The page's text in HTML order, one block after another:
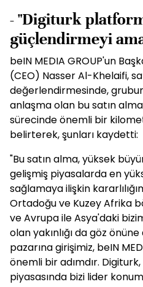
- "Digiturk
güçlendirmeyi
beIN MEDIA GROUP'un
(CEO) Nasser Al-Khelaifi,
değerlendirmesinde,
anlaşma olan bu satın
sürecinde önemli bir
belirterek, şunları kaydetti:
"Bu satın alma, yüksek
gelişmiş piyasalarda en
sağlamaya ilişkin
Ortadoğu ve Kuzey Afrika
ve Avrupa ile Asya'daki
olan yakınlığı da göz önüne
pazarına girişimiz, beIN
önemli bir adımdır.
piyasasında bizi lider